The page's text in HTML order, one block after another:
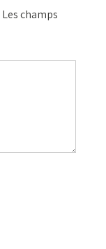
Les champs